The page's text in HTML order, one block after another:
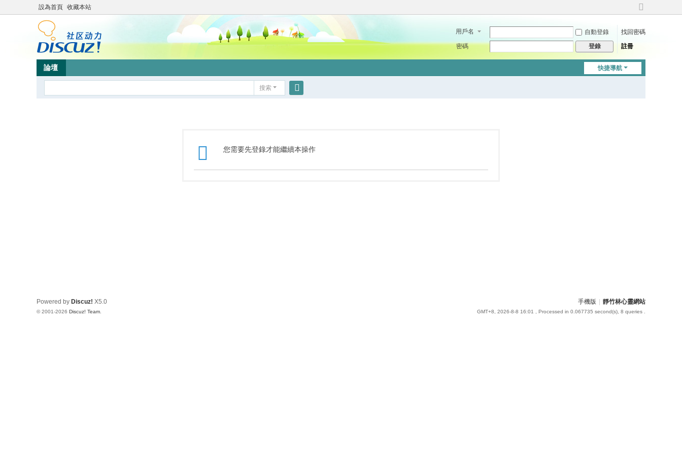
設為首頁 收藏本站
切
到
用戶名 自動登錄
找回密碼
密碼
登錄 註冊
快捷導航
論壇
搜索
您需要先登錄才能繼續本操作
手機版 靜竹林心靈網站
GMT+8, 2026-8-8 16:01 , Processed in 0.067735 second(s), 8 queries .
Powered by Discuz! X5.0
© 2001-2026 Discuz! Team